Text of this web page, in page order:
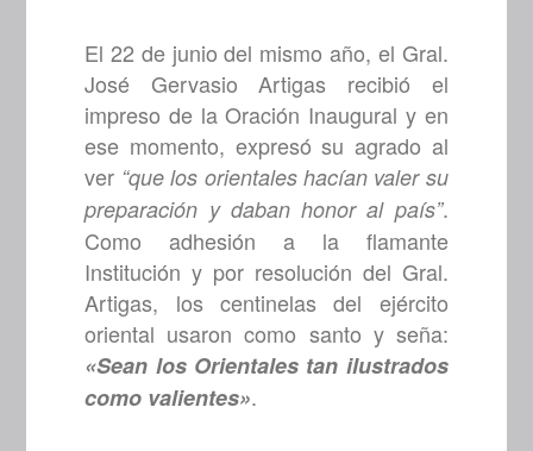
El 22 de junio del mismo año, el Gral.
José Gervasio Artigas recibió el
impreso de la Oración Inaugural y en
ese momento, expresó su agrado al
ver “que los orientales hacían valer su
preparación y daban honor al país”.
Como adhesión a la flamante
Institución y por resolución del Gral.
Artigas, los centinelas del ejército
oriental usaron como santo y seña:
«Sean los Orientales tan ilustrados
como valientes».